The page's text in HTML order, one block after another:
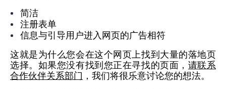
简洁
注册表单
信息与引导用户进入网页的广告相符
这就是为什么您会在这个网页上找到大量的落地页
选择。如果您没有找到您正在寻找的页面， 请联系
合作伙伴关系部门 ，我们将很乐意讨论您的想法。